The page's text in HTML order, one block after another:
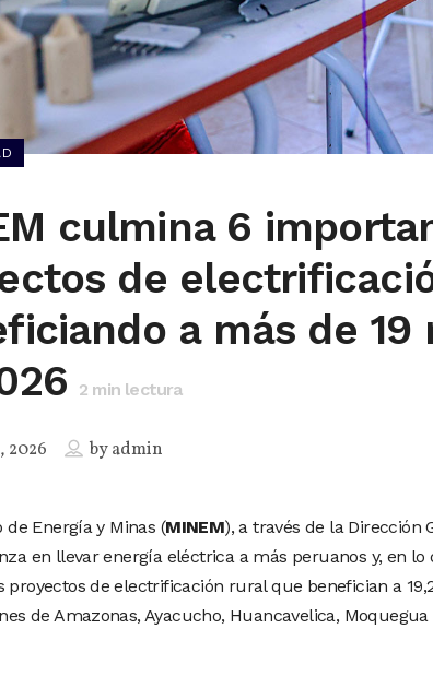
culmina 6
de
a más de 19
2 min lectura
2026 byadmin
de Energía y Minas (MINEM), a través de la Dirección
en llevar energía eléctrica a más peruanos y, en
proyectos de electrificación rural que benefician a
de Amazonas, Ayacucho, Huancavelica, Moquegua